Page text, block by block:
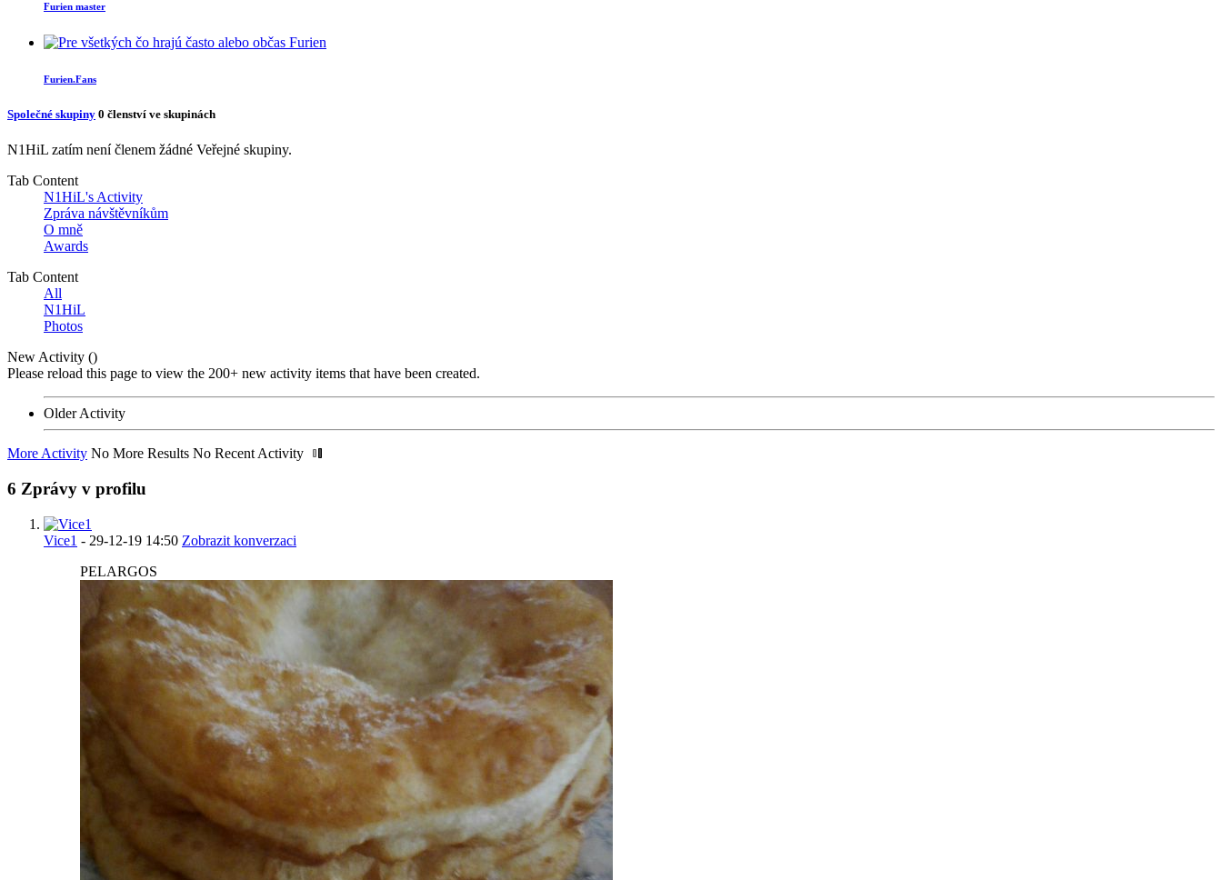
Furien master
Furien.Fans
Společné skupiny 0 členství ve skupinách
N1HiL zatím není členem žádné Veřejné skupiny.
Tab Content
N1HiL's Activity
Zpráva návštěvníkům
O mně
Awards
Tab Content
All
N1HiL
Photos
New Activity ()
Please reload this page to view the 200+ new activity items that have been created.
Older Activity
More Activity No More Results No Recent Activity
6 Zprávy v profilu
Vice1 - 29-12-19 14:50 Zobrazit konverzaci
PELARGOS